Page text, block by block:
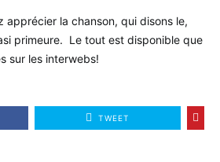
apprécier la chanson, qui disons le,
primeure. Le tout est disponible que
sur les interwebs!
TWEET